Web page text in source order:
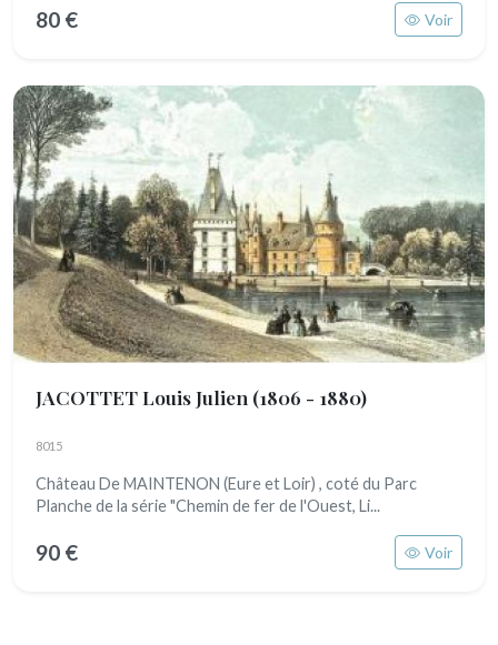
80 € Voir
JACOTTET Louis Julien (1806 - 1880)
8015
Château De MAINTENON (Eure et Loir) , coté du Parc
Planche de la série "Chemin de fer de l'Ouest, Li...
90 € Voir